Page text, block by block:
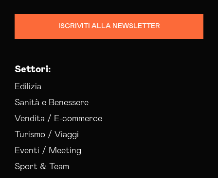
ISCRIVITI ALLA NEWSLETTER
Settori:
Edilizia
Sanità e Benessere
Vendita / E-commerce
Turismo / Viaggi
Eventi / Meeting
Sport & Team